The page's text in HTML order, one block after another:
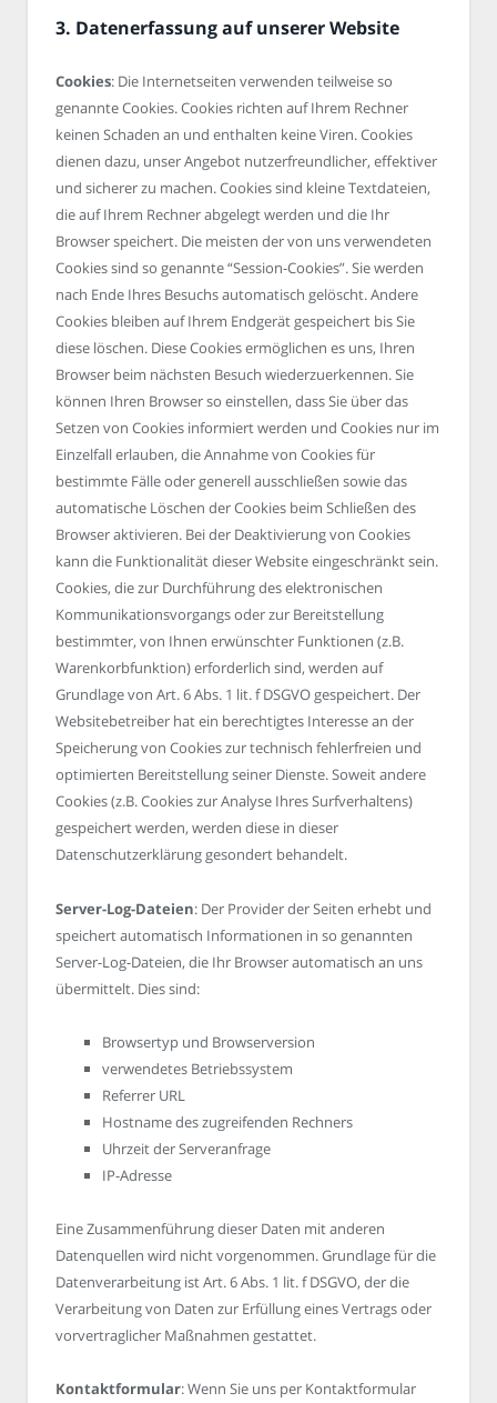
3. Datenerfassung auf unserer Website
Cookies: Die Internetseiten verwenden teilweise so
genannte Cookies. Cookies richten auf Ihrem Rechner
keinen Schaden an und enthalten keine Viren. Cookies
dienen dazu, unser Angebot nutzerfreundlicher, effektiver
und sicherer zu machen. Cookies sind kleine Textdateien,
die auf Ihrem Rechner abgelegt werden und die Ihr
Browser speichert. Die meisten der von uns verwendeten
Cookies sind so genannte “Session-Cookies”. Sie werden
nach Ende Ihres Besuchs automatisch gelöscht. Andere
Cookies bleiben auf Ihrem Endgerät gespeichert bis Sie
diese löschen. Diese Cookies ermöglichen es uns, Ihren
Browser beim nächsten Besuch wiederzuerkennen. Sie
können Ihren Browser so einstellen, dass Sie über das
Setzen von Cookies informiert werden und Cookies nur im
Einzelfall erlauben, die Annahme von Cookies für
bestimmte Fälle oder generell ausschließen sowie das
automatische Löschen der Cookies beim Schließen des
Browser aktivieren. Bei der Deaktivierung von Cookies
kann die Funktionalität dieser Website eingeschränkt sein.
Cookies, die zur Durchführung des elektronischen
Kommunikationsvorgangs oder zur Bereitstellung
bestimmter, von Ihnen erwünschter Funktionen (z.B.
Warenkorbfunktion) erforderlich sind, werden auf
Grundlage von Art. 6 Abs. 1 lit. f DSGVO gespeichert. Der
Websitebetreiber hat ein berechtigtes Interesse an der
Speicherung von Cookies zur technisch fehlerfreien und
optimierten Bereitstellung seiner Dienste. Soweit andere
Cookies (z.B. Cookies zur Analyse Ihres Surfverhaltens)
gespeichert werden, werden diese in dieser
Datenschutzerklärung gesondert behandelt.
Server-Log-Dateien: Der Provider der Seiten erhebt und
speichert automatisch Informationen in so genannten
Server-Log-Dateien, die Ihr Browser automatisch an uns
übermittelt. Dies sind:
Browsertyp und Browserversion
verwendetes Betriebssystem
Referrer URL
Hostname des zugreifenden Rechners
Uhrzeit der Serveranfrage
IP-Adresse
Eine Zusammenführung dieser Daten mit anderen
Datenquellen wird nicht vorgenommen. Grundlage für die
Datenverarbeitung ist Art. 6 Abs. 1 lit. f DSGVO, der die
Verarbeitung von Daten zur Erfüllung eines Vertrags oder
vorvertraglicher Maßnahmen gestattet.
Kontaktformular: Wenn Sie uns per Kontaktformular